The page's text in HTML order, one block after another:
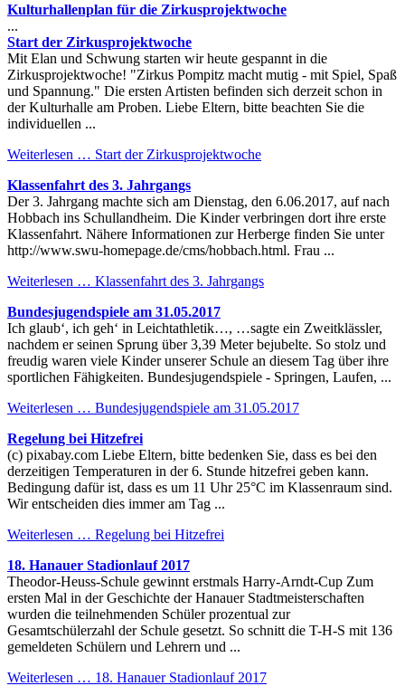
Kulturhallenplan für die Zirkusprojektwoche
...
Start der Zirkusprojektwoche
Mit Elan und Schwung starten wir heute gespannt in die
Zirkusprojektwoche! "Zirkus Pompitz macht mutig - mit Spiel, Spaß
und Spannung." Die ersten Artisten befinden sich derzeit schon in
der Kulturhalle am Proben. Liebe Eltern, bitte beachten Sie die
individuellen ...
Weiterlesen … Start der Zirkusprojektwoche
Klassenfahrt des 3. Jahrgangs
Der 3. Jahrgang machte sich am Dienstag, den 6.06.2017, auf nach
Hobbach ins Schullandheim. Die Kinder verbringen dort ihre erste
Klassenfahrt. Nähere Informationen zur Herberge finden Sie unter
http://www.swu-homepage.de/cms/hobbach.html. Frau ...
Weiterlesen … Klassenfahrt des 3. Jahrgangs
Bundesjugendspiele am 31.05.2017
Ich glaub‘, ich geh‘ in Leichtathletik…, …sagte ein Zweitklässler,
nachdem er seinen Sprung über 3,39 Meter bejubelte. So stolz und
freudig waren viele Kinder unserer Schule an diesem Tag über ihre
sportlichen Fähigkeiten. Bundesjugendspiele - Springen, Laufen, ...
Weiterlesen … Bundesjugendspiele am 31.05.2017
Regelung bei Hitzefrei
(c) pixabay.com Liebe Eltern, bitte bedenken Sie, dass es bei den
derzeitigen Temperaturen in der 6. Stunde hitzefrei geben kann.
Bedingung dafür ist, dass es um 11 Uhr 25°C im Klassenraum sind.
Wir entscheiden dies immer am Tag ...
Weiterlesen … Regelung bei Hitzefrei
18. Hanauer Stadionlauf 2017
Theodor-Heuss-Schule gewinnt erstmals Harry-Arndt-Cup Zum
ersten Mal in der Geschichte der Hanauer Stadtmeisterschaften
wurden die teilnehmenden Schüler prozentual zur
Gesamtschülerzahl der Schule gesetzt. So schnitt die T-H-S mit 136
gemeldeten Schülern und Lehrern und ...
Weiterlesen … 18. Hanauer Stadionlauf 2017